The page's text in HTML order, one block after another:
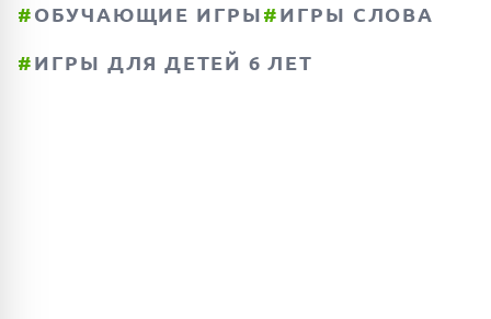
#ОБУЧАЮЩИЕ ИГРЫ#ИГРЫ СЛОВА
#ИГРЫ ДЛЯ ДЕТЕЙ 6 ЛЕТ